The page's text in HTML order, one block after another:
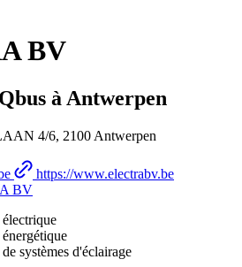
BV
à Antwerpen
4/6, 2100 Antwerpen
https://www.electrabv.be
BV
systèmes d'éclairage